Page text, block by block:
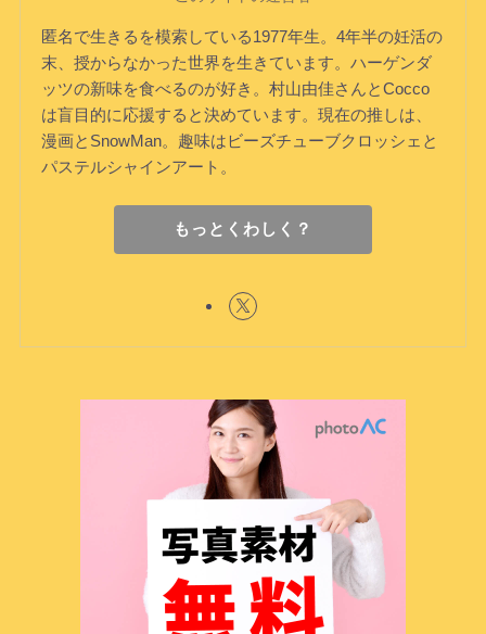
匿名で生きるを模索している1977年生。4年半の妊活の
末、授からなかった世界を生きています。ハーゲンダ
ッツの新味を食べるのが好き。村山由佳さんとCocco
は盲目的に応援すると決めています。現在の推しは、
漫画とSnowMan。趣味はビーズチューブクロッシェと
パステルシャインアート。
もっとくわしく？